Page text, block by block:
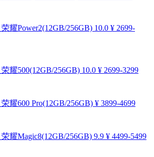
荣耀Power2(12GB/256GB) 10.0 ¥ 2699-
荣耀500(12GB/256GB) 10.0 ¥ 2699-3299
荣耀600 Pro(12GB/256GB) ¥ 3899-4699
荣耀Magic8(12GB/256GB) 9.9 ¥ 4499-5499